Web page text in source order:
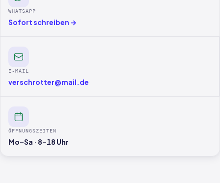
WHATSAPP
Sofort schreiben →
E-MAIL
verschrotter@mail.de
ÖFFNUNGSZEITEN
Mo–Sa · 8–18 Uhr